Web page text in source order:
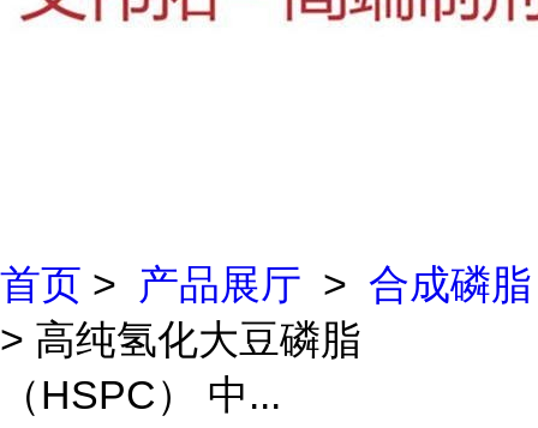
首页 > 产品展厅 > 合成磷脂
> 高纯氢化大豆磷脂
（HSPC） 中...